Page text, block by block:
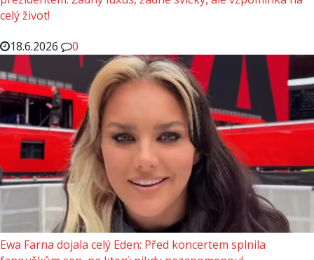
celý život!
18.6.2026
0
Ewa Farna dojala celý Eden: Před koncertem splnila